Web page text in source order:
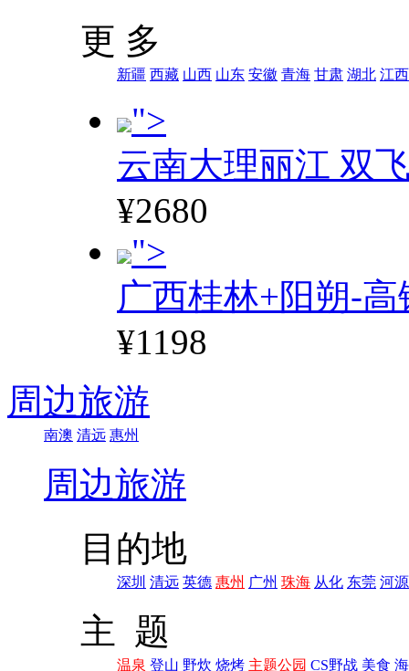
更 多
新疆 西藏 山西 山东 安徽 青海 甘肃 湖北 江西
">
云南大理丽江 双
¥2680
">
广西桂林+阳朔-高
¥1198
周边旅游
南澳 清远 惠州
周边旅游
目的地
深圳 清远 英德 惠州 广州 珠海 从化 东莞 河源
主 题
温泉 登山 野炊 烧烤 主题公园 CS野战 美食